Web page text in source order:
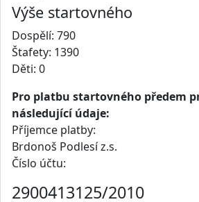
Výše startovného
Dospělí: 790
Štafety: 1390
Děti: 0
Pro platbu startovného předem
následující údaje:
Příjemce platby:
Brdonoš Podlesí z.s.
Číslo účtu:
2900413125/2010